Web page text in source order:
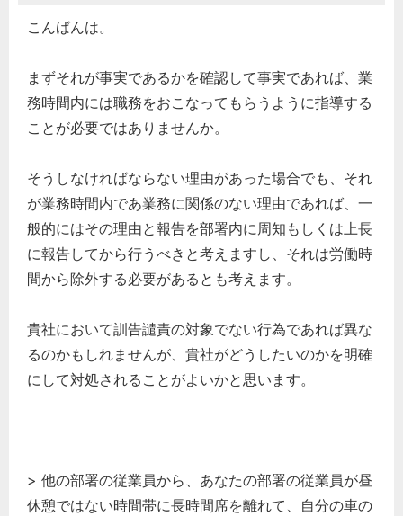
こんばんは。
まずそれが事実であるかを確認して事実であれば、業
務時間内には職務をおこなってもらうように指導する
ことが必要ではありませんか。
そうしなければならない理由があった場合でも、それ
が業務時間内であ業務に関係のない理由であれば、一
般的にはその理由と報告を部署内に周知もしくは上長
に報告してから行うべきと考えますし、それは労働時
間から除外する必要があるとも考えます。
貴社において訓告譴責の対象でない行為であれば異な
るのかもしれませんが、貴社がどうしたいのかを明確
にして対処されることがよいかと思います。
> 他の部署の従業員から、あなたの部署の従業員が昼
休憩ではない時間帯に長時間席を離れて、自分の車の